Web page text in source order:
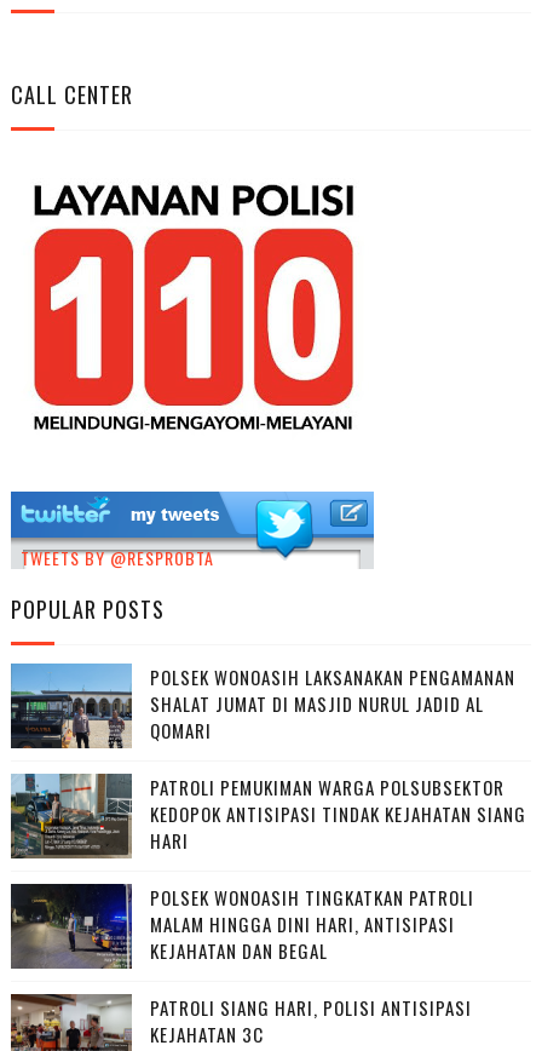
CALL CENTER
TWEETS BY @RESPROBTA
POPULAR POSTS
POLSEK WONOASIH LAKSANAKAN PENGAMANAN
SHALAT JUMAT DI MASJID NURUL JADID AL
QOMARI
PATROLI PEMUKIMAN WARGA POLSUBSEKTOR
KEDOPOK ANTISIPASI TINDAK KEJAHATAN SIANG
HARI
POLSEK WONOASIH TINGKATKAN PATROLI
MALAM HINGGA DINI HARI, ANTISIPASI
KEJAHATAN DAN BEGAL
PATROLI SIANG HARI, POLISI ANTISIPASI
KEJAHATAN 3C